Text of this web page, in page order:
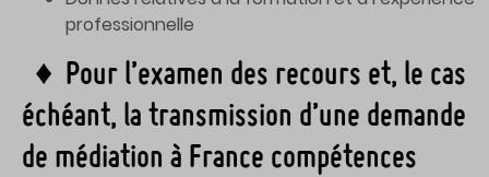
professionnelle
♦ Pour l’examen des recours et, le cas
échéant, la transmission d’une demande
de médiation à France compétences